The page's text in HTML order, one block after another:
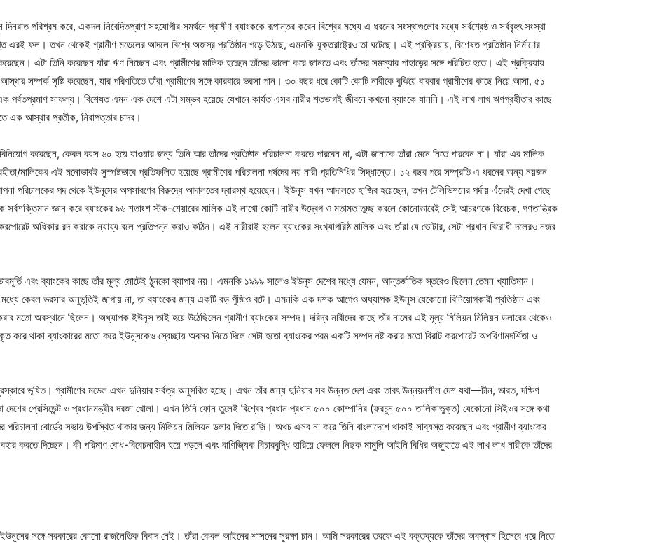
পরিশ্রম করে, একদল নিবেদিতপ্রাণ সহযোগীর সমর্থনে গ্রামীণ ব্যাংককে রূপান্তর করেন বিশ্বের মধ্যে এ ধরনের সংস্থাগুলোর মধ্যে সর্বশ্রেষ্ঠ ও সর্ববৃহৎ সংস্থা
এরই ফল। তখন থেকেই গ্রামীণ মডেলের আদলে বিশ্বে অজস্র প্রতিষ্ঠান গড়ে উঠছে, এমনকি যুক্তরাষ্ট্রেও তা ঘটেছে। এই প্রক্রিয়ায়, বিশেষত প্রতিষ্ঠান নির্মাণের
এটা তিনি করেছেন যাঁরা ঋণ নিচ্ছেন এবং গ্রামীণের মালিক হচ্ছেন তাঁদের ভালো করে জানতে এবং তাঁদের সমস্যার পাহাড়ের সঙ্গে পরিচিত হতে। এই প্রক্রিয়ায়
সম্পর্ক সৃষ্টি করেছেন, যার পরিণতিতে তাঁরা গ্রামীণের সঙ্গে কারবারে ভরসা পান। ৩০ বছর ধরে কোটি কোটি নারীকে বুঝিয়ে বারবার গ্রামীণের কাছে নিয়ে আসা, ৫১
পর্বতপ্রমাণ সাফল্য। বিশেষত এমন এক দেশে এটা সম্ভব হয়েছে যেখানে কার্যত এসব নারীর শতভাগই জীবনে কখনো ব্যাংকে যাননি। এই লাখ লাখ ঋণগ্রহীতার কাছে
এক আস্থার প্রতীক, নিরাপত্তার চাদর।
করেছেন, কেবল বয়স ৬০ হয়ে যাওয়ার জন্য তিনি আর তাঁদের প্রতিষ্ঠান পরিচালনা করতে পারবেন না, এটা জানাকে তাঁরা মেনে নিতে পারবেন না। যাঁরা এর মালিক
মালিকের এই মনোভাবই সুস্পষ্টভাবে প্রতিফলিত হয়েছে গ্রামীণের পরিচালনা পর্ষদের নয় নারী প্রতিনিধির সিদ্ধান্তে। ১২ বছর পরে সম্প্রতি এ ধরনের অন্য নয়জন
পরিচালকের পদ থেকে ইউনূসের অপসারণের বিরুদ্ধে আদালতের দ্বারস্থ হয়েছেন। ইউনূস যখন আদালতে হাজির হয়েছেন, তখন টেলিভিশনের পর্দায় এঁদেরই দেখা গেছে
সর্বশক্তিমান জ্ঞান করে ব্যাংকের ৯৬ শতাংশ স্টক-শেয়ারের মালিক এই লাখো কোটি নারীর উদ্বেগ ও মতামত তুচ্ছ করলে কোনোভাবেই সেই আচরণকে বিবেচক, গণতান্ত্রিক
অধিকার রদ করাকে ন্যায্য বলে প্রতিপন্ন করাও কঠিন। এই নারীরাই হলেন ব্যাংকের সংখ্যাগরিষ্ঠ মালিক এবং তাঁরা যে ভোটার, সেটা প্রধান বিরোধী দলেরও নজর
এবং ব্যাংকের কাছে তাঁর মূল্য মোটেই ঠুনকো ব্যাপার নয়। এমনকি ১৯৯৯ সালেও ইউনূস দেশের মধ্যে যেমন, আন্তর্জাতিক স্তরেও ছিলেন তেমন খ্যাতিমান।
মধ্যে কেবল ভরসার অনুভূতিই জাগায় না, তা ব্যাংকের জন্য একটি বড় পুঁজিও বটে। এমনকি এক দশক আগেও অধ্যাপক ইউনূস যেকোনো বিনিয়োগকারী প্রতিষ্ঠান এবং
মতো অবস্থানে ছিলেন। অধ্যাপক ইউনূস তাই হয়ে উঠেছিলেন গ্রামীণ ব্যাংকের সম্পদ। দরিদ্র নারীদের কাছে তাঁর নামের এই মূল্য মিলিয়ন মিলিয়ন ডলারের থেকেও
করে থাকা ব্যাংকারের মতো করে ইউনূসকেও স্বেচ্ছায় অবসর নিতে দিলে সেটা হতো ব্যাংকের পরম একটি সম্পদ নষ্ট করার মতো বিরাট করপোরেট অপরিণামদর্শিতা ও
ভূষিত। গ্রামীণের মডেল এখন দুনিয়ার সর্বত্র অনুসরিত হচ্ছে। এখন তাঁর জন্য দুনিয়ার সব উন্নত দেশ এবং তাবৎ উন্নয়নশীল দেশ যথা—চীন, ভারত, দক্ষিণ
প্রেসিডেন্ট ও প্রধানমন্ত্রীর দরজা খোলা। এখন তিনি ফোন তুলেই বিশ্বের প্রধান প্রধান ৫০০ কোম্পানির (ফরচুন ৫০০ তালিকাভুক্ত) যেকোনো সিইওর সঙ্গে কথা
বোর্ডের সভায় উপস্থিত থাকার জন্য মিলিয়ন মিলিয়ন ডলার দিতে রাজি। অথচ এসব না করে তিনি বাংলাদেশে থাকাই সাব্যস্ত করেছেন এবং গ্রামীণ ব্যাংকের
করতে দিচ্ছেন। কী পরিমাণ বোধ-বিবেচনাহীন হয়ে পড়লে এবং বাণিজ্যিক বিচারবুদ্ধি হারিয়ে ফেললে নিছক মামুলি আইনি বিধির অজুহাতে এই লাখ লাখ নারীকে তাঁদের
সঙ্গে সরকারের কোনো রাজনৈতিক বিবাদ নেই। তাঁরা কেবল আইনের শাসনের সুরক্ষা চান। আমি সরকারের তরফে এই বক্তব্যকে তাঁদের অবস্থান হিসেবে ধরে নিতে